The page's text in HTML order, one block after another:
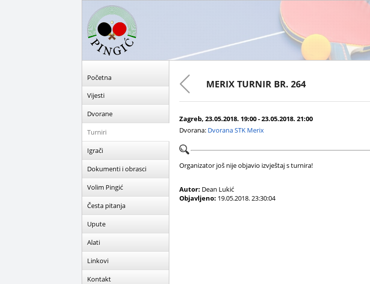
Početna
Vijesti
Dvorane
Turniri
Igrači
Dokumenti i obrasci
Volim Pingić
Česta pitanja
Upute
Alati
Linkovi
Kontakt
MERIX TURNIR BR. 264
Zagreb, 23.05.2018. 19:00 - 23.05.2018. 21:00
Dvorana: Dvorana STK Merix
Organizator još nije objavio izvještaj s turnira!
Autor: Dean Lukić
Objavljeno: 19.05.2018. 23:30:04